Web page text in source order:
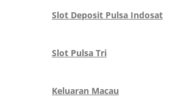
Slot Deposit Pulsa Indosat
Slot Pulsa Tri
Keluaran Macau